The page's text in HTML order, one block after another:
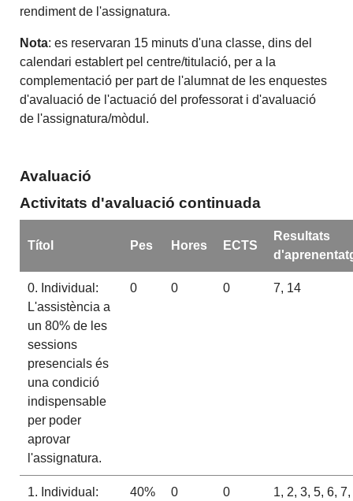
rendiment de l'assignatura.
Nota: es reservaran 15 minuts d'una classe, dins del
calendari establert pel centre/titulació, per a la
complementació per part de l'alumnat de les enquestes
d'avaluació de l'actuació del professorat i d'avaluació
de l'assignatura/mòdul.
Avaluació
Activitats d'avaluació continuada
Títol Pes Hores ECTS
Resultats
0. Individual:
L'assistència a
un 80% de les
sessions
presencials és
una condició
indispensable
per poder
aprovar
l'assignatura.
0 0 0 7, 14
1. Individual:
40% 0 0
1, 2, 3, 5, 6, 7,